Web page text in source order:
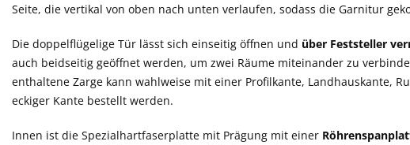
Seite, die vertikal von oben nach unten verlaufen, sodass die Garnitur
Die doppelflügelige Tür lässt sich einseitig öffnen und über Feststeller
auch beidseitig geöffnet werden, um zwei Räume miteinander zu
enthaltene Zarge kann wahlweise mit einer Profilkante, Landhauskante,
eckiger Kante bestellt werden.
Innen ist die Spezialhartfaserplatte mit Prägung mit einer